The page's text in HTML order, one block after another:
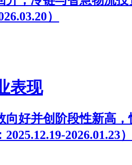
）
表现
好并创阶段性新高
2026.01.23）